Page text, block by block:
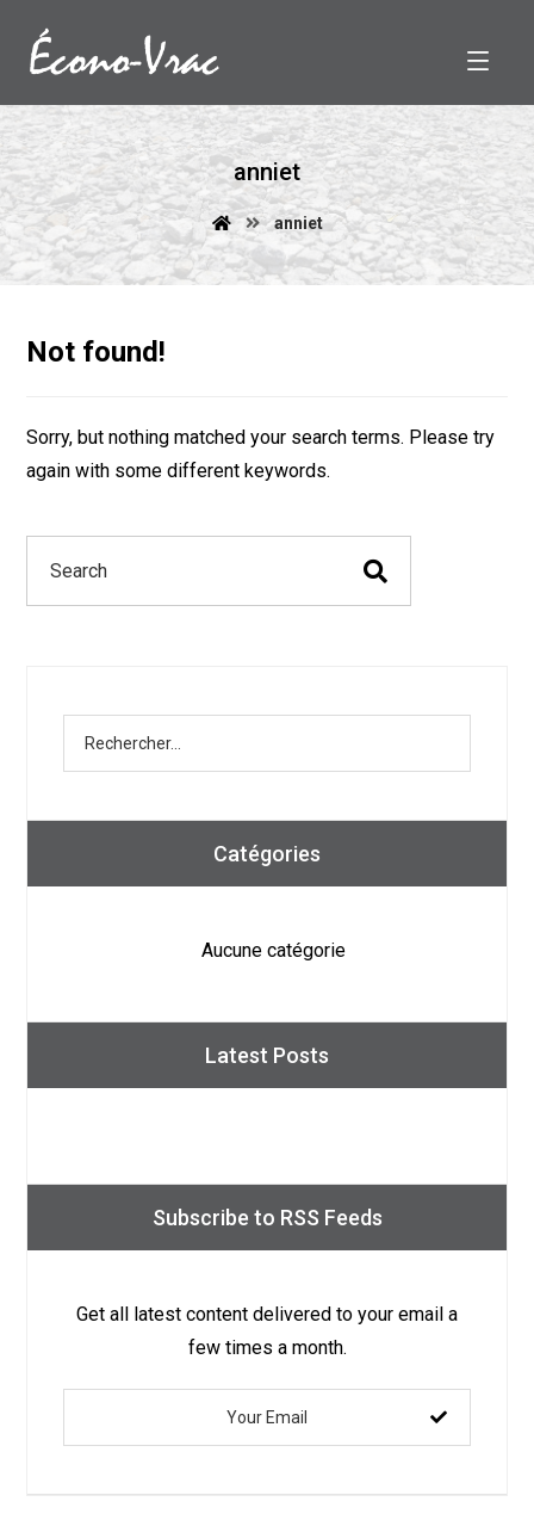
anniet
anniet
Not found!
Sorry, but nothing matched your search terms. Please try
again with some different keywords.
Catégories
Aucune catégorie
Latest Posts
Subscribe to RSS Feeds
Get all latest content delivered to your email a
few times a month.